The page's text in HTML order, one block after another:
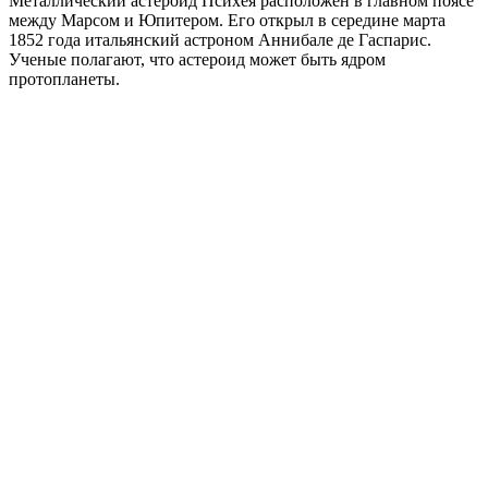
между Марсом и Юпитером. Его открыл в середине марта
1852 года итальянский астроном Аннибале де Гаспарис.
Ученые полагают, что астероид может быть ядром
протопланеты.